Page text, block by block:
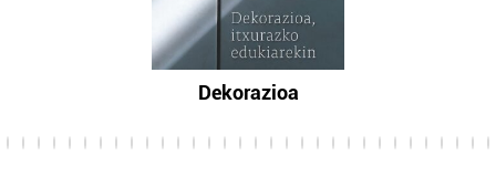
Dekorazioa